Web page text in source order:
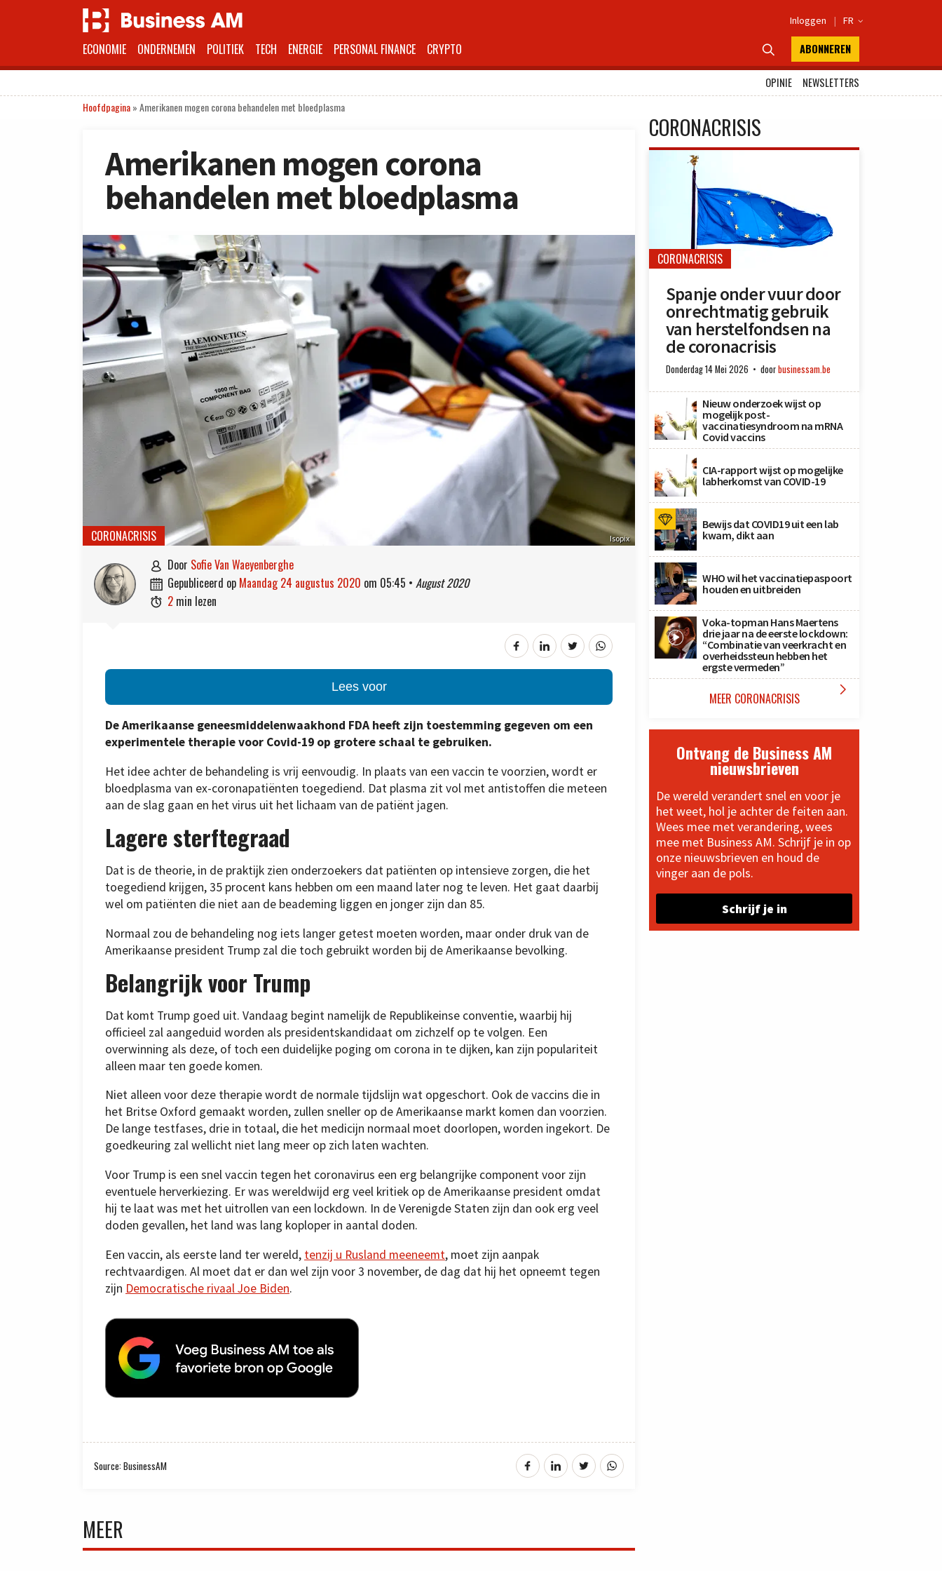
Inloggen | FR 
ECONOMIE ONDERNEMEN POLITIEK TECH ENERGIE PERSONAL FINANCE CRYPTO  ABONNEREN
OPINIE
NEWSLETTERS
Hoofdpagina»Amerikanen mogen corona behandelen met bloedplasma
Amerikanen mogen corona
behandelen met bloedplasma
Isopix
CORONACRISIS
 door Sofie Van Waeyenberghe
 gepubliceerd op maandag 24 augustus 2020 om 05:45 • August 2020
 2 min lezen
Lees voor
De Amerikaanse geneesmiddelenwaakhond FDA heeft zijn toestemming gegeven om een
experimentele therapie voor Covid-19 op grotere schaal te gebruiken.
Het idee achter de behandeling is vrij eenvoudig. In plaats van een vaccin te voorzien, wordt er
bloedplasma van ex-coronapatiënten toegediend. Dat plasma zit vol met antistoffen die meteen
aan de slag gaan en het virus uit het lichaam van de patiënt jagen.
Lagere sterftegraad
Dat is de theorie, in de praktijk zien onderzoekers dat patiënten op intensieve zorgen, die het
toegediend krijgen, 35 procent kans hebben om een maand later nog te leven. Het gaat daarbij
wel om patiënten die niet aan de beademing liggen en jonger zijn dan 85.
Normaal zou de behandeling nog iets langer getest moeten worden, maar onder druk van de
Amerikaanse president Trump zal die toch gebruikt worden bij de Amerikaanse bevolking.
Belangrijk voor Trump
Dat komt Trump goed uit. Vandaag begint namelijk de Republikeinse conventie, waarbij hij
officieel zal aangeduid worden als presidentskandidaat om zichzelf op te volgen. Een
overwinning als deze, of toch een duidelijke poging om corona in te dijken, kan zijn populariteit
alleen maar ten goede komen.
Niet alleen voor deze therapie wordt de normale tijdslijn wat opgeschort. Ook de vaccins die in
het Britse Oxford gemaakt worden, zullen sneller op de Amerikaanse markt komen dan voorzien.
De lange testfases, drie in totaal, die het medicijn normaal moet doorlopen, worden ingekort. De
goedkeuring zal wellicht niet lang meer op zich laten wachten.
Voor Trump is een snel vaccin tegen het coronavirus een erg belangrijke component voor zijn
eventuele herverkiezing. Er was wereldwijd erg veel kritiek op de Amerikaanse president omdat
hij te laat was met het uitrollen van een lockdown. In de Verenigde Staten zijn dan ook erg veel
doden gevallen, het land was lang koploper in aantal doden.
Een vaccin, als eerste land ter wereld, tenzij u Rusland meeneemt, moet zijn aanpak
rechtvaardigen. Al moet dat er dan wel zijn voor 3 november, de dag dat hij het opneemt tegen
zijn Democratische rivaal Joe Biden.
Source: BusinessAM
MEER
CORONACRISIS
CORONACRISIS
Spanje onder vuur door
onrechtmatig gebruik
van herstelfondsen na
de coronacrisis
Donderdag 14 Mei 2026 doorbusinessam.be
Nieuw onderzoek wijst op
mogelijk post-
vaccinatiesyndroom na mRNA
Covid vaccins
CIA-rapport wijst op mogelijke
labherkomst van COVID-19
Bewijs dat COVID19 uit een lab
kwam, dikt aan
WHO wil het vaccinatiepaspoort
houden en uitbreiden
Voka-topman Hans Maertens
drie jaar na de eerste lockdown:
“Combinatie van veerkracht en
overheidssteun hebben het
ergste vermeden”
MEER CORONACRISIS 
Ontvang de Business AM
nieuwsbrieven
De wereld verandert snel en voor je
het weet, hol je achter de feiten aan.
Wees mee met verandering, wees
mee met Business AM. Schrijf je in op
onze nieuwsbrieven en houd de
vinger aan de pols.
Schrijf je in